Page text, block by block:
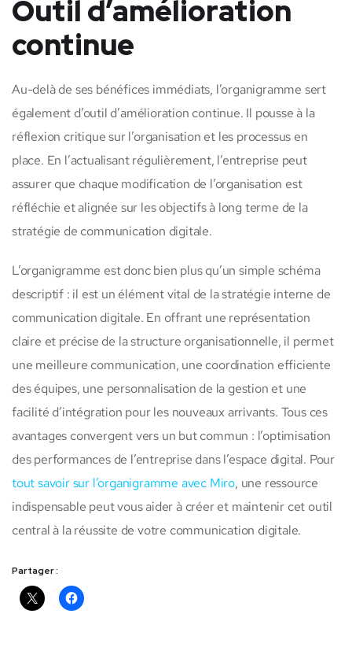
Outil d’amélioration
continue
Au-delà de ses bénéfices immédiats, l’organigramme sert
également d’outil d’amélioration continue. Il pousse à la
réflexion critique sur l’organisation et les processus en
place. En l’actualisant régulièrement, l’entreprise peut
assurer que chaque modification de l’organisation est
réfléchie et alignée sur les objectifs à long terme de la
stratégie de communication digitale.
L’organigramme est donc bien plus qu’un simple schéma
descriptif : il est un élément vital de la stratégie interne de
communication digitale. En offrant une représentation
claire et précise de la structure organisationnelle, il permet
une meilleure communication, une coordination efficiente
des équipes, une personnalisation de la gestion et une
facilité d’intégration pour les nouveaux arrivants. Tous ces
avantages convergent vers un but commun : l’optimisation
des performances de l’entreprise dans l’espace digital. Pour
tout savoir sur l’organigramme avec Miro, une ressource
indispensable peut vous aider à créer et maintenir cet outil
central à la réussite de votre communication digitale.
Partager :